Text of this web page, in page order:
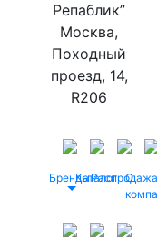
Репаблик”
Москва,
Походный
проезд, 14,
R206
БрендыКаталог
Распродажа
О